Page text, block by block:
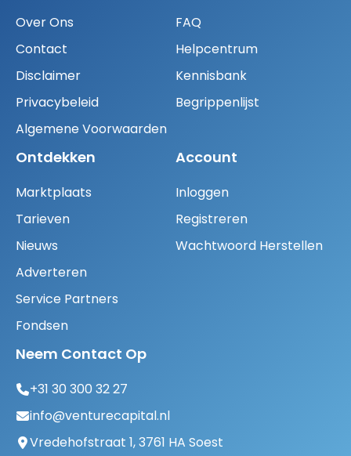
Over Ons
Contact
Disclaimer
Privacybeleid
Algemene Voorwaarden
FAQ
Helpcentrum
Kennisbank
Begrippenlijst
Ontdekken
Marktplaats
Tarieven
Nieuws
Adverteren
Service Partners
Fondsen
Account
Inloggen
Registreren
Wachtwoord Herstellen
Neem Contact Op
+31 30 300 32 27
info@venturecapital.nl
Vredehofstraat 1, 3761 HA Soest